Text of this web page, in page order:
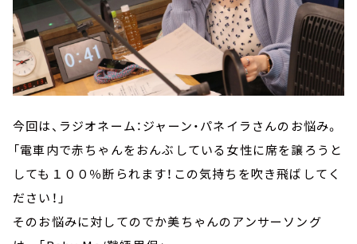
今回は、ラジオネーム：ジャーン・パネイラさんのお悩み。
「電車内で赤ちゃんをおんぶしている女性に席を譲ろうと
しても１００％断られます！この気持ちを吹き飛ばしてく
ださい！」
そのお悩みに対してのでか美ちゃんのアンサーソング